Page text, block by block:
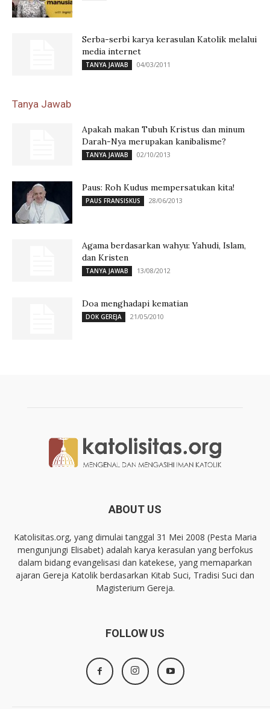
Serba-serbi karya kerasulan Katolik melalui
media internet
TANYA JAWAB 04/03/2011
Tanya Jawab
Apakah makan Tubuh Kristus dan minum
Darah-Nya merupakan kanibalisme?
TANYA JAWAB 02/10/2013
Paus: Roh Kudus mempersatukan kita!
PAUS FRANSISKUS 28/06/2013
Agama berdasarkan wahyu: Yahudi, Islam,
dan Kristen
TANYA JAWAB 13/08/2012
Doa menghadapi kematian
DOK GEREJA 21/05/2010
ABOUT US
Katolisitas.org, yang dimulai tanggal 31 Mei 2008 (Pesta Maria
mengunjungi Elisabet) adalah karya kerasulan yang berfokus
dalam bidang evangelisasi dan katekese, yang memaparkan
ajaran Gereja Katolik berdasarkan Kitab Suci, Tradisi Suci dan
Magisterium Gereja.
FOLLOW US